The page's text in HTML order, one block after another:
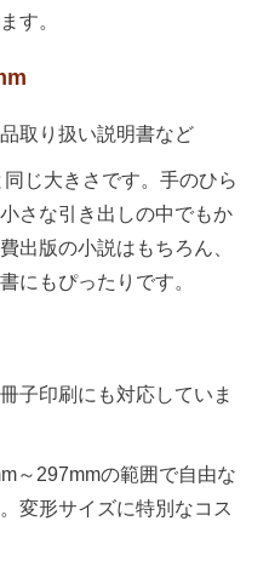
す。
取り扱い説明書など
じ大きさです。手のひら
さな引き出しの中でもか
出版の小説はもちろん、
にもぴったりです。
子印刷にも対応していま
～297mmの範囲で自由な
変形サイズに特別なコス